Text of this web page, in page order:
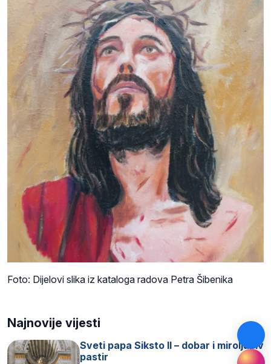
Foto: Dijelovi slika iz kataloga radova Petra Šibenika
Najnovije vijesti
Sveti papa Siksto II – dobar i miroljubiv
pastir